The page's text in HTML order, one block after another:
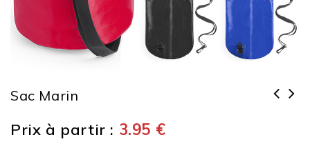
Sac Marin
Prix à partir : 3.95 €